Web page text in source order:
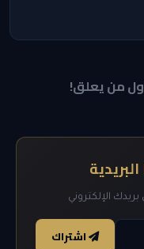
من يعلق!
الإلكتروني
اشتراك